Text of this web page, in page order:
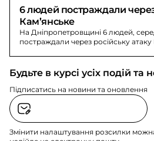
6 людей постраждали
Кам’янське
На Дніпропетровщині 6 людей,
постраждали через російську
Будьте в курсі усіх подій та
Підписатись на новини та оновлення
Змінити налаштування розсилки